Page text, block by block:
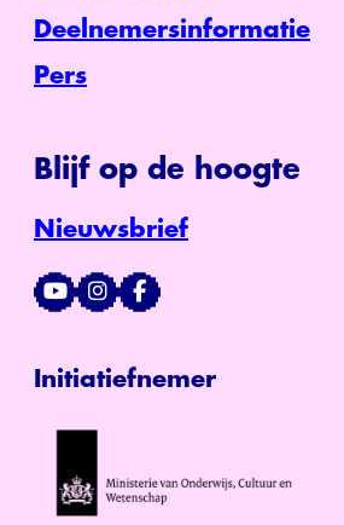
Deelnemersinformatie
Pers
Blijf op de hoogte
Nieuwsbrief
Initiatiefnemer